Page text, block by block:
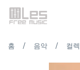
홈 / 음악 / 컬